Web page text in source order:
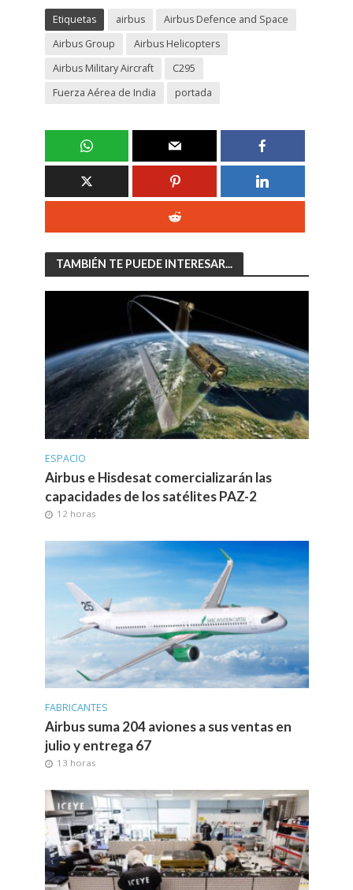
Etiquetas airbus
Airbus Defence and Space
Airbus Group
Airbus Helicopters
Airbus Military Aircraft
C295
Fuerza Aérea de India
portada
TAMBIÉN TE PUEDE INTERESAR...
ESPACIO
Airbus e Hisdesat comercializarán las
capacidades de los satélites PAZ-2
12 horas
FABRICANTES
Airbus suma 204 aviones a sus ventas en
julio y entrega 67
13 horas